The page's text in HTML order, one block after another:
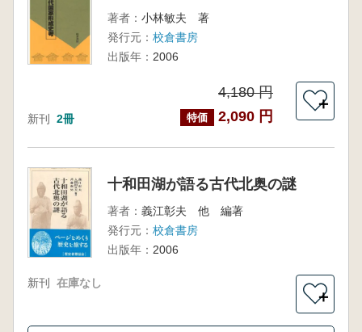
著者： 小林敏夫 著
発行元： 校倉書房
出版年： 2006
新刊 2冊
4,180 円
特価 2,090 円
＋
十和田湖が語る古代北奥の謎
著者： 義江彰夫 他 編著
発行元： 校倉書房
出版年： 2006
新刊 在庫なし
＋